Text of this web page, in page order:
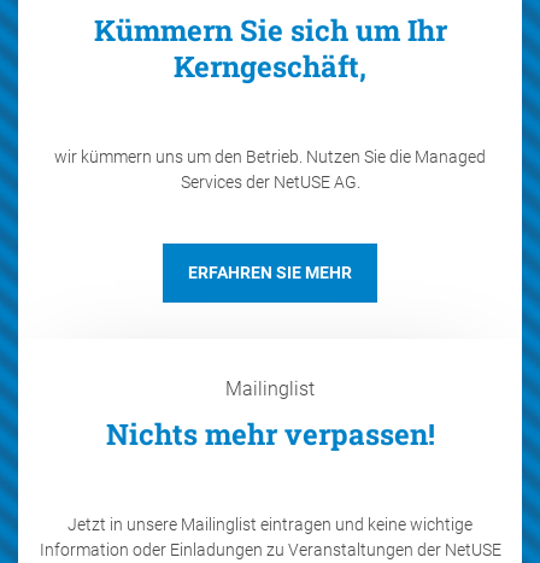
Kümmern Sie sich um Ihr
Kerngeschäft,
wir kümmern uns um den Betrieb. Nutzen Sie die Managed
Services der NetUSE AG.
ERFAHREN SIE MEHR
Mailinglist
Nichts mehr verpassen!
Jetzt in unsere Mailinglist eintragen und keine wichtige
Information oder Einladungen zu Veranstaltungen der NetUSE